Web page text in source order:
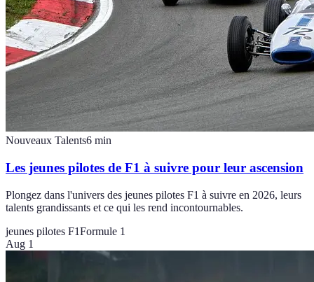
Nouveaux Talents6 min
Les jeunes pilotes de F1 à suivre pour leur ascension
Plongez dans l'univers des jeunes pilotes F1 à suivre en 2026, leurs
talents grandissants et ce qui les rend incontournables.
jeunes pilotes F1Formule 1
Aug 1